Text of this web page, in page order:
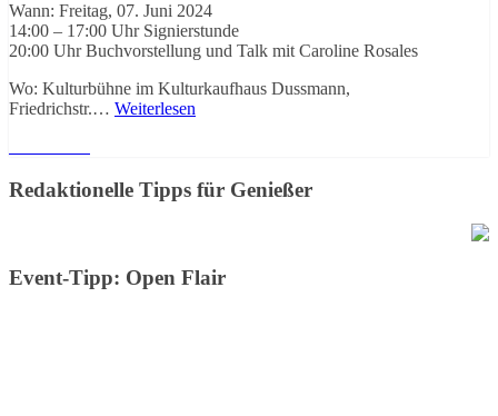
Wann: Freitag, 07. Juni 2024
14:00 – 17:00 Uhr Signierstunde
20:00 Uhr Buchvorstellung und Talk mit Caroline Rosales
Wo: Kulturbühne im Kulturkaufhaus Dussmann,
Friedrichstr.… Weiterlesen
Redaktionelle Tipps für Genießer
Event-Tipp: Open Flair